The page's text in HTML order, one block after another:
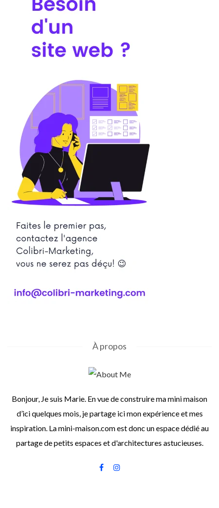
À propos
Bonjour, Je suis Marie. En vue de construire ma mini maison
d’ici quelques mois, je partage ici mon expérience et mes
inspiration. La mini-maison.com est donc un espace dédié au
partage de petits espaces et d'architectures astucieuses.